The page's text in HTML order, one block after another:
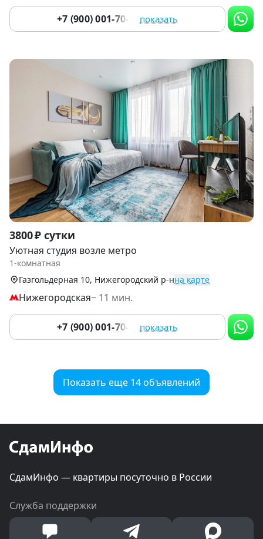
+7 (900) 001-70-76 показать
Item
1
of
3800 ₽ сутки
Уютная студия возле метро
1-комнатная
Газгольдерная 10, Нижегородский р-нна карте
Нижегородская~ 11 мин.
+7 (900) 001-70-76 показать
Показать еще 14 объявлений
СдамИнфо — квартиры посуточно в России
Служба поддержки